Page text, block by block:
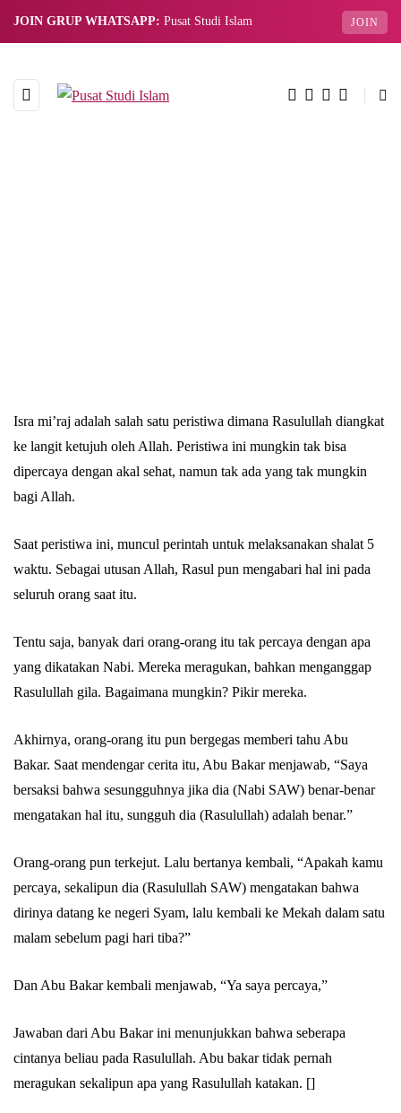
JOIN GRUP WHATSAPP: Pusat Studi Islam JOIN
Abu Umar
Isra mi’raj adalah salah satu peristiwa dimana Rasulullah diangkat
ke langit ketujuh oleh Allah. Peristiwa ini mungkin tak bisa
dipercaya dengan akal sehat, namun tak ada yang tak mungkin
bagi Allah.
Saat peristiwa ini, muncul perintah untuk melaksanakan shalat 5
waktu. Sebagai utusan Allah, Rasul pun mengabari hal ini pada
seluruh orang saat itu.
Tentu saja, banyak dari orang-orang itu tak percaya dengan apa
yang dikatakan Nabi. Mereka meragukan, bahkan menganggap
Rasulullah gila. Bagaimana mungkin? Pikir mereka.
Akhirnya, orang-orang itu pun bergegas memberi tahu Abu
Bakar. Saat mendengar cerita itu, Abu Bakar menjawab, “Saya
bersaksi bahwa sesungguhnya jika dia (Nabi SAW) benar-benar
mengatakan hal itu, sungguh dia (Rasulullah) adalah benar.”
Orang-orang pun terkejut. Lalu bertanya kembali, “Apakah kamu
perca­ya, sekalipun dia (Rasulullah SAW) mengatakan bahwa
dirinya datang ke negeri Syam, lalu kembali ke Mekah dalam satu
malam sebelum pagi hari tiba?”
Dan Abu Bakar kembali menjawab, “Ya saya percaya,”
Jawaban dari Abu Bakar ini menunjukkan bahwa seberapa
cintanya beliau pada Rasulullah. Abu bakar tidak pernah
meragukan sekalipun apa yang Rasulullah katakan. []